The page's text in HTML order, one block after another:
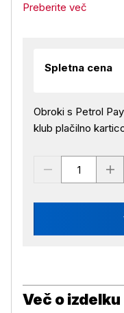
Preberite več
Spletna cena
Obroki s Petrol
klub plačilno
Več o izdelku